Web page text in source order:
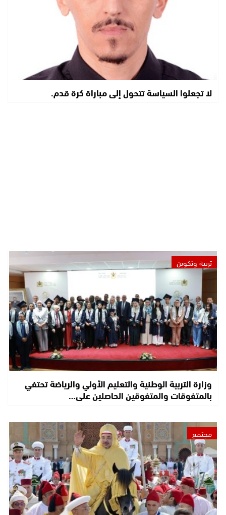
لا تجعلوا السياسة تتحول إلى مباراة كرة قدم.
تربية وتكوين
وزارة التربية الوطنية والتعليم الأولي والرياضة تحتفي
بالمتفوقات والمتفوقين الحاصلين على…
مجتمع